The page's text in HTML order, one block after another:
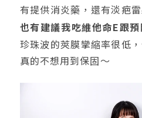
有提供消炎藥，還有淡疤
也有建議我吃維他命E跟
珍珠波的莢膜攣縮率很低
真的不想用到保固～